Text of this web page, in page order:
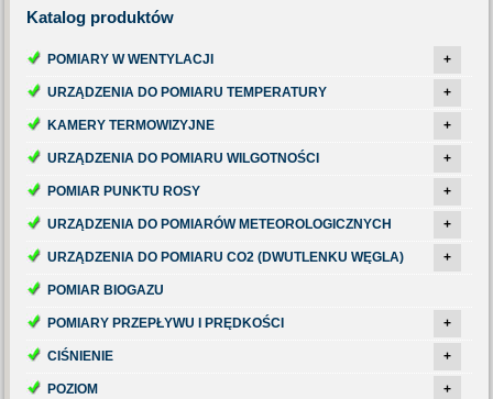
Katalog produktów
POMIARY W WENTYLACJI +
URZĄDZENIA DO POMIARU TEMPERATURY +
KAMERY TERMOWIZYJNE +
URZĄDZENIA DO POMIARU WILGOTNOŚCI +
POMIAR PUNKTU ROSY +
URZĄDZENIA DO POMIARÓW METEOROLOGICZNYCH +
URZĄDZENIA DO POMIARU CO2 (DWUTLENKU WĘGLA) +
POMIAR BIOGAZU
POMIARY PRZEPŁYWU I PRĘDKOŚCI +
CIŚNIENIE +
POZIOM +